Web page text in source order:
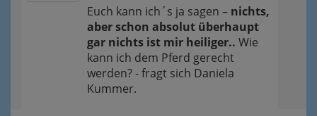
Euch kann ich´s ja sagen – nichts,
aber schon absolut überhaupt
gar nichts ist mir heiliger.. Wie
kann ich dem Pferd gerecht
werden? - fragt sich Daniela
Kummer.